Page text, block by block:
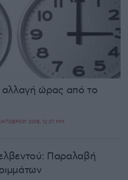
αλλαγή ώρας από το
2018, 12:27 ΜΜ
Παραλαβή